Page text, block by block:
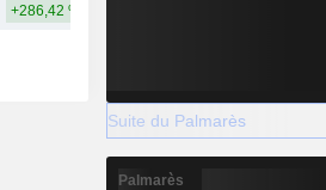
+286,42 %
Suite du Palmarès
Palmarès